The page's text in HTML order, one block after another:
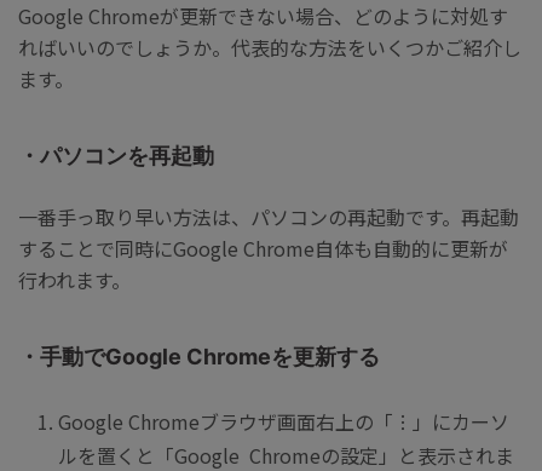
Google Chromeが更新できない場合、どのように対処す
ればいいのでしょうか。代表的な方法をいくつかご紹介し
ます。
・パソコンを再起動
一番手っ取り早い方法は、パソコンの再起動です。再起動
することで同時にGoogle Chrome自体も自動的に更新が
行われます。
・手動でGoogle Chromeを更新する
Google Chromeブラウザ画面右上の「 ︙ 」にカーソ
ルを置くと「Google Chromeの設定」と表示されま